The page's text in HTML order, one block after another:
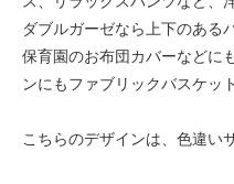
ダブルガーゼなら上下のある
保育園のお布団カバーなどに
ンにもファブリックバスケッ
こちらのデザインは、色違い